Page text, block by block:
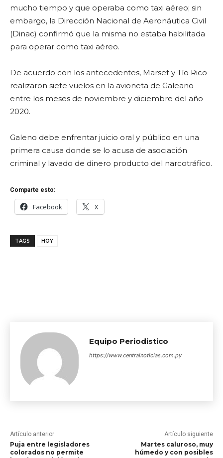
mucho tiempo y que operaba como taxi aéreo; sin
embargo, la Dirección Nacional de Aeronáutica Civil
(Dinac) confirmó que la misma no estaba habilitada
para operar como taxi aéreo.
De acuerdo con los antecedentes, Marset y Tío Rico
realizaron siete vuelos en la avioneta de Galeano
entre los meses de noviembre y diciembre del año
2020.
Galeno debe enfrentar juicio oral y público en una
primera causa donde se lo acusa de asociación
criminal y lavado de dinero producto del narcotráfico.
Comparte esto:
Facebook X
TAGS HOY
Equipo Periodistico
https://www.centralnoticias.com.py
Artículo anterior
Puja entre legisladores
colorados no permite
Artículo siguiente
Martes caluroso, muy
húmedo y con posibles